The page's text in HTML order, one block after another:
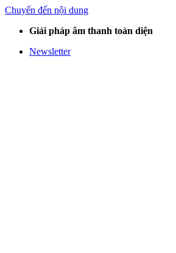
Chuyển đến nội dung
Giải pháp âm thanh toàn diện
Newsletter